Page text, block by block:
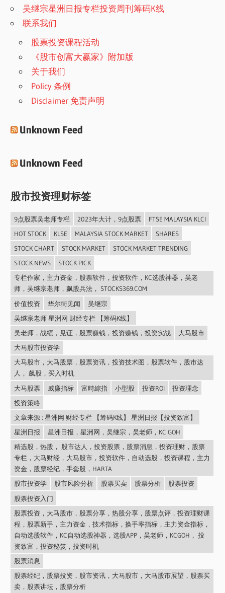
吴继宗星洲日报专栏投资周刊筹码K线
联系我们
股票投资课程活动
《股市创富大赢家》附加版
关于我们
Policy 条例
Disclaimer 免责声明
Unknown Feed
Unknown Feed
股市投资理财标签
9点股票吴老师专栏 2023年大计，9点股票
FTSE MALAYSIA KLCI
HOT STOCK
KLSE MALAYSIA STOCK MARKET
SHARES
STOCK CHART
STOCK MARKET
STOCK MARKET TRENDING
STOCK NEWS
STOCK PICK
专栏作家，主力资金，股票软件，投资软件，KC选股神器，吴老
师，吴继宗老师，飙股兵法， STOCKS369.COM
价值投资
华尔街见闻
吴继宗
吴继宗老师 星洲网 财经专栏 【筹码K线】
吴老师，战绩，见证，股票赚钱，投资赚钱，投资实战
大马股市
大马股市投资学
大马股市，大马股票，股票资讯，投资技术图，股票软件，股市达
人， 飙股，买入时机
大马股票
威廉指标 富時綜指 小型股 投资ROI
投资理念
投资策略
文章来源 : 星洲网 财经专栏 【筹码K线】 星洲日报【投资致富】
星洲日报
星洲日报，星洲网，吴继宗，吴老师，KC GOH
精选股，热股， 股市达人，投资股票，股票消息，投资理财，股票
专栏，大马财经，大马股市，投资软件，自动选股，投资课程，主力
资金，股票经纪，手套股，HARTA
股市投资学
股市风险分析 股票买卖 股票分析
股票投资
股票投资入门
股票投资，大马股市，股票分享，热股分享，股票点评，投资理财课
程，股票新手，主力资金，技术指标，换手率指标，主力资金指标，
自动选股软件，KC自动选股神器，选股APP，吴老师，KCGOH， 投
资致富，投资秘笈，投资时机
股票消息
股票经纪，股票投资，股市资讯，大马股市，大马股市展望，股票买
卖，股票讲坛，股票分析